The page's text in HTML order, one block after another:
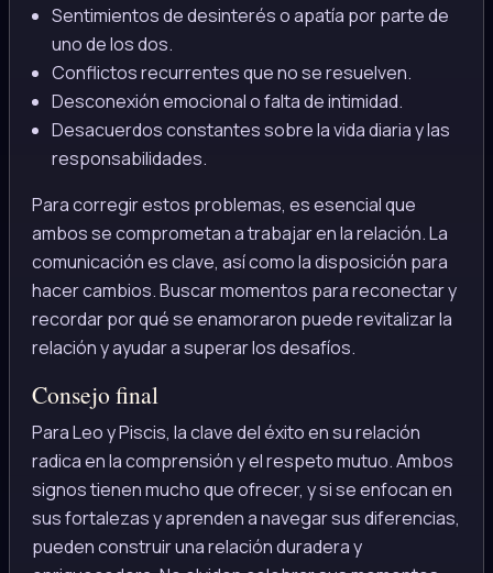
Sentimientos de desinterés o apatía por parte de
uno de los dos.
Conflictos recurrentes que no se resuelven.
Desconexión emocional o falta de intimidad.
Desacuerdos constantes sobre la vida diaria y las
responsabilidades.
Para corregir estos problemas, es esencial que
ambos se comprometan a trabajar en la relación. La
comunicación es clave, así como la disposición para
hacer cambios. Buscar momentos para reconectar y
recordar por qué se enamoraron puede revitalizar la
relación y ayudar a superar los desafíos.
Consejo final
Para Leo y Piscis, la clave del éxito en su relación
radica en la comprensión y el respeto mutuo. Ambos
signos tienen mucho que ofrecer, y si se enfocan en
sus fortalezas y aprenden a navegar sus diferencias,
pueden construir una relación duradera y